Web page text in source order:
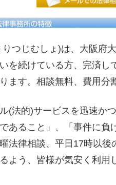
つじむしょ)は、大阪府
を続けている方、完済し
ます。相談無料、費用分
(法的)サービスを迅速か
あること」、「事件に負
法律相談、平日17時以
よう、皆様が気安く利用